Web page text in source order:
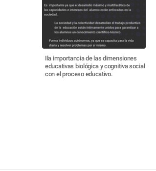
Ila importancia de las dimensiones
educativas biológica y cognitiva social
con el proceso educativo.